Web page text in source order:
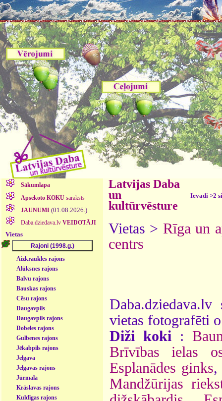
Sākumlapa
Apsekoto KOKUsaraksts
JAUNUMI (01.08.2026.)
Daba.dziedava.lv VEIDOTĀJI
Vietas
Aizkraukles rajons
Alūksnes rajons
Balvu rajons
Bauskas rajons
Cēsu rajons
Daugavpils
Daugavpils rajons
Dobeles rajons
Gulbenes rajons
Jēkabpils rajons
Jelgava
Jelgavas rajons
Jūrmala
Krāslavas rajons
Kuldīgas rajons
Latvijas Daba
un
kultūrvēsture
Ievadi >2
Vietas > Rīga un
centrs
vietas fotografēti
Diži koki :
Brīvības ielas
Esplanādes ginks
Mandžūrijas